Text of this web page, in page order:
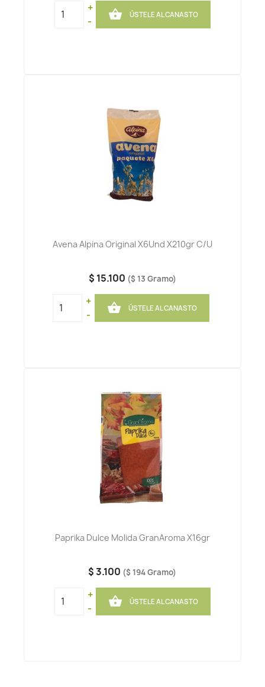
+
-
 ÚSTELE AL CANASTO
Avena Alpina Original X6Und X210gr C/u
$ 15.100 ($ 13 Gramo)
+
-
 ÚSTELE AL CANASTO
Paprika Dulce Molida GranAroma X16gr
$ 3.100 ($ 194 Gramo)
+
-
 ÚSTELE AL CANASTO